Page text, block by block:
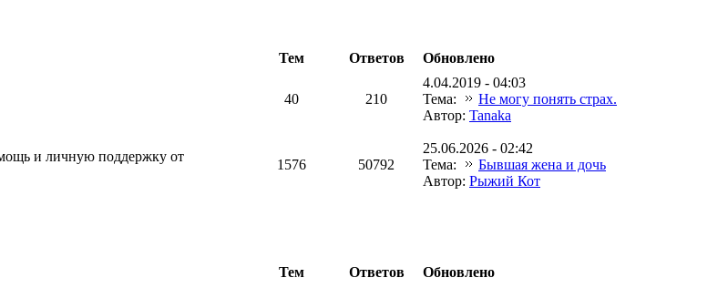
Тем Ответов Обновлено
40 210
4.04.2019 - 04:03
Тема:
Не могу понять страх.
Автор: Tanaka
и личную поддержку от
1576 50792
25.06.2026 - 02:42
Тема:
Бывшая жена и дочь
Автор: Рыжий Кот
Тем Ответов
Обновлено